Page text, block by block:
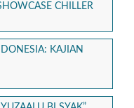
CHILLER
KAJIAN